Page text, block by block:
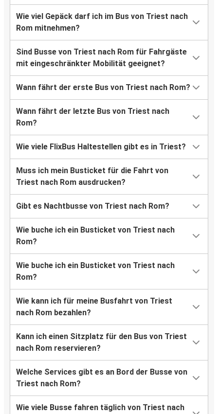
Wie viel Gepäck darf ich im Bus von Triest nach
Rom mitnehmen?
Sind Busse von Triest nach Rom für Fahrgäste
mit eingeschränkter Mobilität geeignet?
Wann fährt der erste Bus von Triest nach Rom?
Wann fährt der letzte Bus von Triest nach
Rom?
Wie viele FlixBus Haltestellen gibt es in Triest?
Muss ich mein Busticket für die Fahrt von
Triest nach Rom ausdrucken?
Gibt es Nachtbusse von Triest nach Rom?
Wie buche ich ein Busticket von Triest nach
Rom?
Wie buche ich ein Busticket von Triest nach
Rom?
Wie kann ich für meine Busfahrt von Triest
nach Rom bezahlen?
Kann ich einen Sitzplatz für den Bus von Triest
nach Rom reservieren?
Welche Services gibt es an Bord der Busse von
Triest nach Rom?
Wie viele Busse fahren täglich von Triest nach